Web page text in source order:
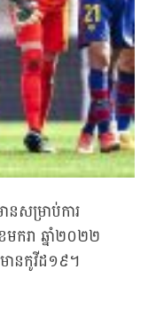
នសម្រាប់ការ
ករា ឆ្នាំ២០២២
ានកូវីដ១៩។